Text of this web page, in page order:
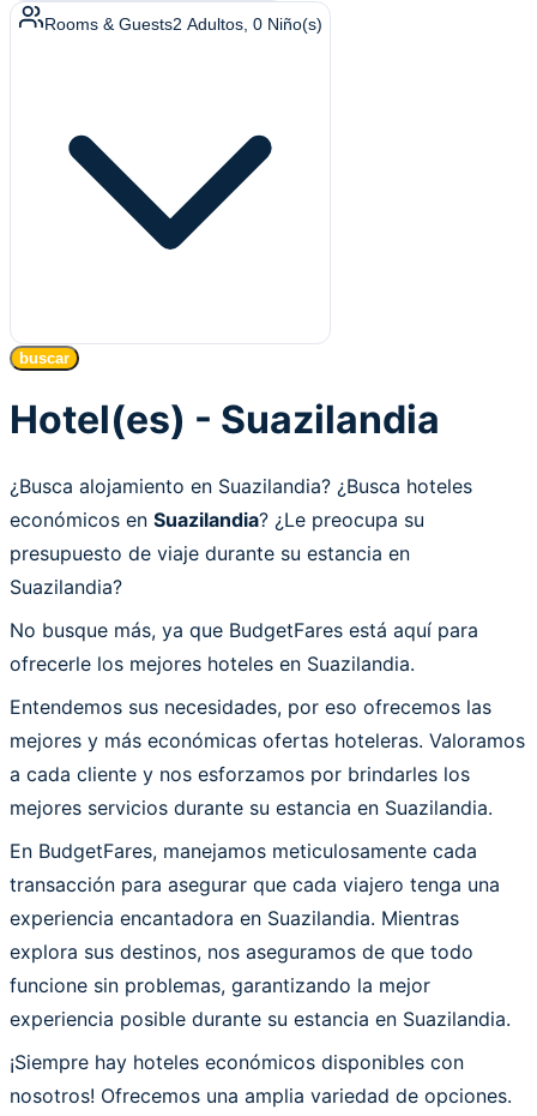
Rooms & Guests2 Adultos 0 Niño(s)
buscar
Hotel(es) - Suazilandia
¿Busca alojamiento en Suazilandia? ¿Busca hoteles
económicos en Suazilandia? ¿Le preocupa su
presupuesto de viaje durante su estancia en
Suazilandia?
No busque más, ya que BudgetFares está aquí para
ofrecerle los mejores hoteles en Suazilandia.
Entendemos sus necesidades, por eso ofrecemos las
mejores y más económicas ofertas hoteleras. Valoramos
a cada cliente y nos esforzamos por brindarles los
mejores servicios durante su estancia en Suazilandia.
En BudgetFares, manejamos meticulosamente cada
transacción para asegurar que cada viajero tenga una
experiencia encantadora en Suazilandia. Mientras
explora sus destinos, nos aseguramos de que todo
funcione sin problemas, garantizando la mejor
experiencia posible durante su estancia en Suazilandia.
¡Siempre hay hoteles económicos disponibles con
nosotros! Ofrecemos una amplia variedad de opciones.